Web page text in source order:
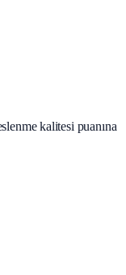
kalitesi puanına